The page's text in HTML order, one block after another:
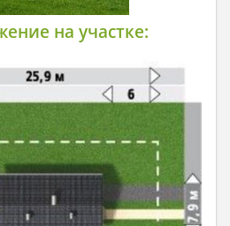
на участке: